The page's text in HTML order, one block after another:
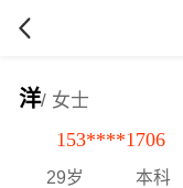
洋/ 女士
153****1706
29岁 本科